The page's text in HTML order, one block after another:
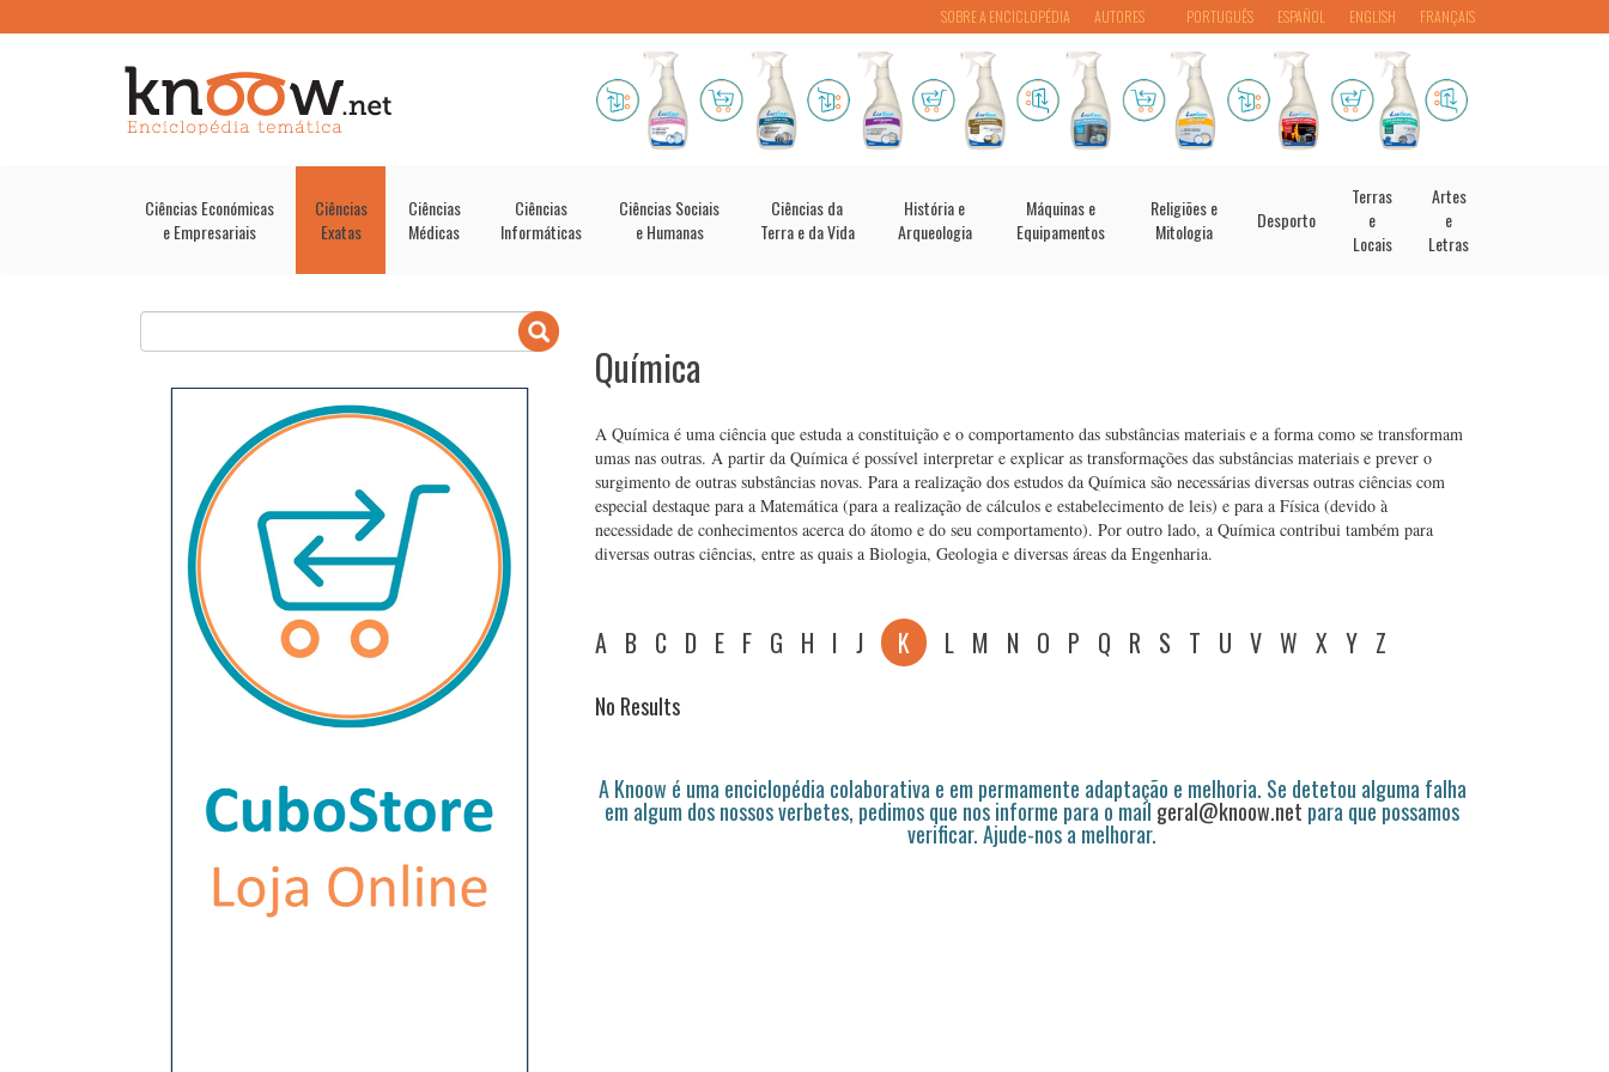
PORTUGUÊS ESPAÑOL ENGLISH FRANÇAIS
SOBRE A ENCICLOPÉDIA AUTORES
Ciências Económicas
e Empresariais
Ciências
Exatas
Ciências
Médicas
Ciências
Informáticas
Ciências Sociais
e Humanas
Ciências da
Terra e da Vida
História e
Arqueologia
Máquinas e
Equipamentos
Religiões e
Mitologia
Desporto
Terras
e
Locais
Artes
e
Letras
Química
A Química é uma ciência que estuda a constituição e o comportamento das substâncias materiais e a forma como se transformam
umas nas outras. A partir da Química é possível interpretar e explicar as transformações das substâncias materiais e prever o
surgimento de outras substâncias novas. Para a realização dos estudos da Química são necessárias diversas outras ciências com
especial destaque para a Matemática (para a realização de cálculos e estabelecimento de leis) e para a Física (devido à
necessidade de conhecimentos acerca do átomo e do seu comportamento). Por outro lado, a Química contribui também para
diversas outras ciências, entre as quais a Biologia, Geologia e diversas áreas da Engenharia.
A B C D E F G H I J K L M N O P Q R S T U V W X Y Z
No Results
A Knoow é uma enciclopédia colaborativa e em permamente adaptação e melhoria. Se detetou alguma falha
em algum dos nossos verbetes, pedimos que nos informe para o mail geral@knoow.net para que possamos
verificar. Ajude-nos a melhorar.